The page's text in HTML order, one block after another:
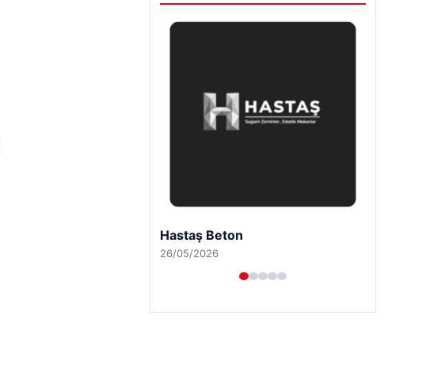
Prenses Night Club
29/04/2026